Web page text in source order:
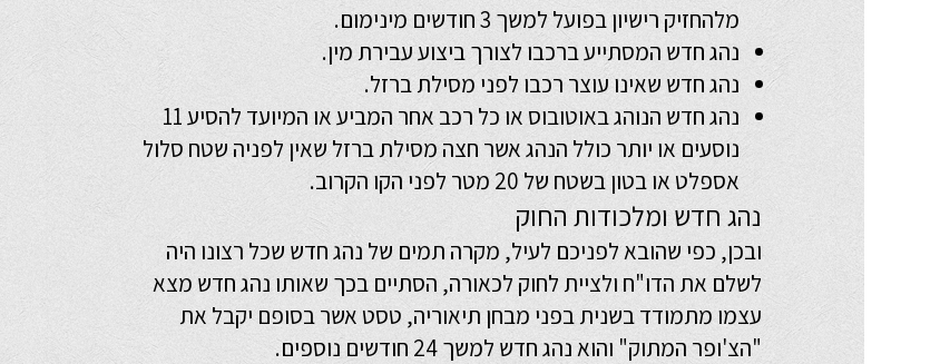
מלהחזיק רישיון בפועל למשך 3 חודשים מינימום.
נהג חדש המסתייע ברכבו לצורך ביצוע עבירת מין.
נהג חדש שאינו עוצר רכבו לפני מסילת ברזל.
נהג חדש הנוהג באוטובוס או כל רכב אחר המביע או המיועד להסיע 11
נוסעים או יותר כולל הנהג אשר חצה מסילת ברזל שאין לפניה שטח סלול
אספלט או בטון בשטח של 20 מטר לפני הקו הקרוב.
נהג חדש ומלכודות החוק
ובכן, כפי שהובא לפניכם לעיל, מקרה תמים של נהג חדש שכל רצונו היה
לשלם את הדו"ח ולציית לחוק לכאורה, הסתיים בכך שאותו נהג חדש מצא
עצמו מתמודד בשנית בפני מבחן תיאוריה, טסט אשר בסופם יקבל את
"הצ'ופר המתוק" והוא נהג חדש למשך 24 חודשים נוספים.